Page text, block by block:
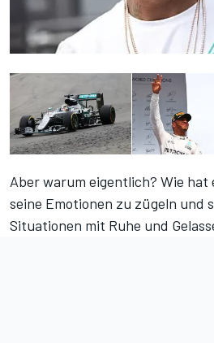
Aber warum eigentlich? Wie
seine Emotionen zu zügeln und
Situationen mit Ruhe und